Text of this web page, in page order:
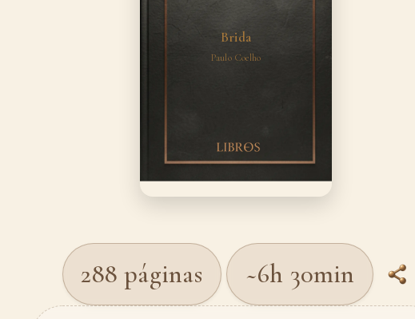
Brida
Paulo Coelho
288 páginas
~6h 30min